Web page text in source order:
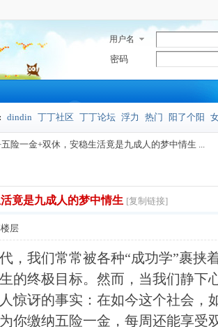
用户名
密码
dindin 丁丁社区 丁丁论坛 浮力 热门 阳了个阳
戎
五险一金+双休，安稳生活竟是九成人的梦中情生 ...
竟是九成人的梦中情生 [复制链接]
层
，我们常常被各种“成功学”裹挟
的终极目标。然而，当我们静下
惊讶的事实：在如今这个社会，
你缴纳五险一金，每周还能享受